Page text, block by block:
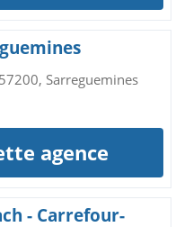
Sarreguemines
agence
- Carrefour-